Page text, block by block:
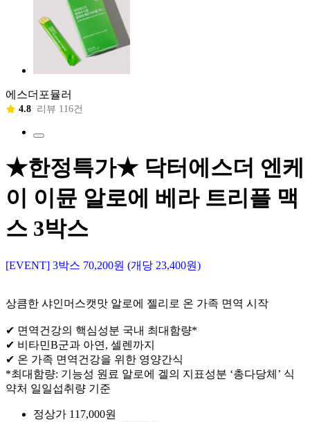
에스더포뮬러
4.8 리뷰 116건
★한정특가★ 닥터에스더 엔케
이 이뮨 알로에 베라 트리플 맥
스 3박스
[EVENT] 3박스 70,200원 (개당 23,400원)
상큼한 샤인머스캣맛 알로에 젤리로 온 가족 면역 시작
✔ 면역건강의 핵심성분 국내 최대함량*
✔ 비타민B군과 아연, 셀렌까지
✔ 온 가족 면역건강을 위한 영양간식
*최대함량: 기능성 원료 알로에 겔의 지표성분 ‘총다당체’ 식
약처 일일섭취량 기준
정상가 117,000원